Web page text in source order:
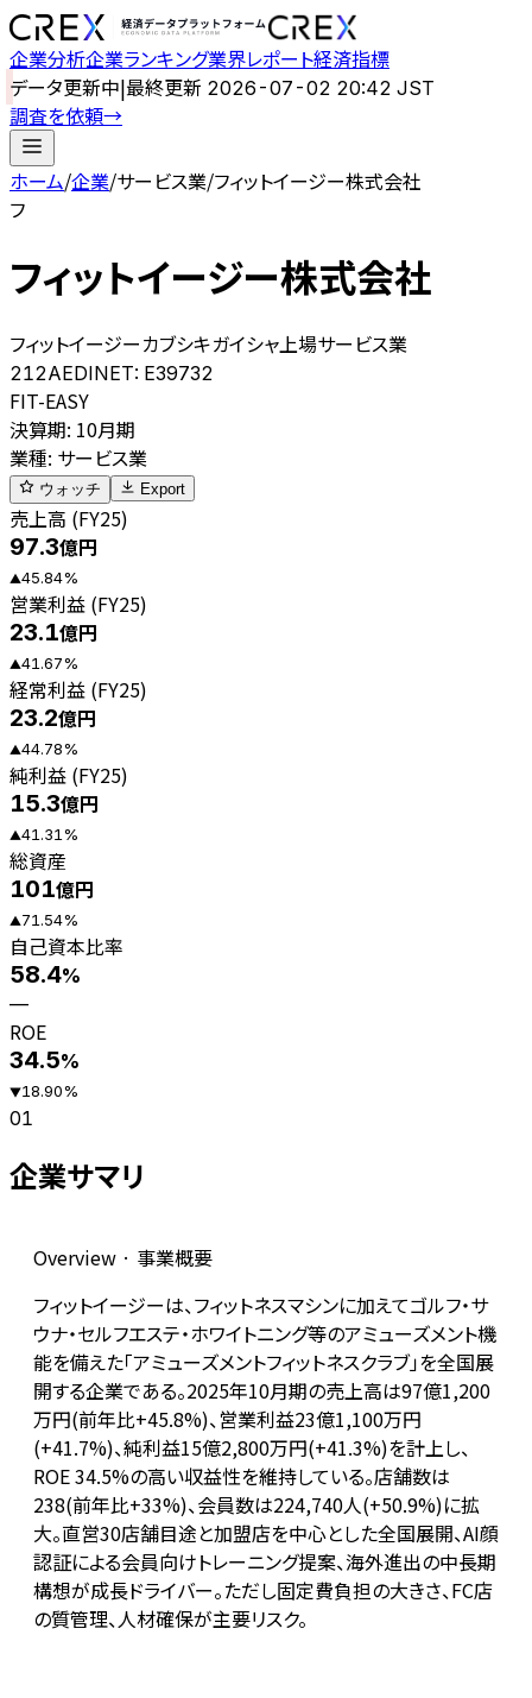
企業分析企業ランキング業界レポート経済指標
データ更新中|最終更新 2026-07-02 20:42 JST
調査を依頼→
ホーム/企業/サービス業/フィットイージー株式会社
フ
フィットイージー株式会社
フィットイージーカブシキガイシャ 上場サービス業
212AEDINET: E39732
FIT-EASY
決算期: 10月期
業種: サービス業
ウォッチ Export
売上高 (FY25)
97.3億円
▲45.84%
営業利益 (FY25)
23.1億円
▲41.67%
経常利益 (FY25)
23.2億円
▲44.78%
純利益 (FY25)
15.3億円
▲41.31 %
総資産
101億円
▲71.54%
自己資本比率
58.4%
—
ROE
34.5%
▼18.90%
01
企業サマリ
Overview · 事業概要
フィットイージーは、フィットネスマシンに加えてゴルフ・サ
ウナ・セルフエステ・ホワイトニング等のアミューズメント機
能を備えた「アミューズメントフィットネスクラブ」を全国展
開する企業である。2025年10月期の売上高は97億1,200
万円(前年比+45.8%)、営業利益23億1,100万円
(+41.7%)、純利益15億2,800万円(+41.3%)を計上し、
ROE 34.5%の高い収益性を維持している。店舗数は
238(前年比+33%)、会員数は224,740人(+50.9%)に拡
大。直営30店舗目途と加盟店を中心とした全国展開、AI顔
認証による会員向けトレーニング提案、海外進出の中長期
構想が成長ドライバー。ただし固定費負担の大きさ、FC店
の質管理、人材確保が主要リスク。